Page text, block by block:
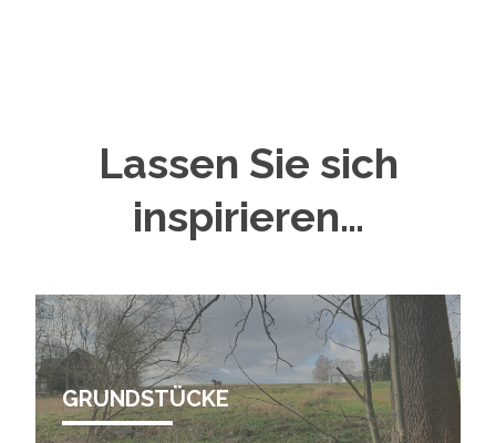
Lassen Sie sich
inspirieren…
GRUNDSTÜCKE